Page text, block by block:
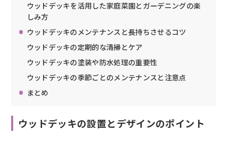
ウッドデッキを活用した家庭菜園とガーデニングの楽
しみ方
ウッドデッキのメンテナンスと長持ちさせるコツ
ウッドデッキの定期的な清掃とケア
ウッドデッキの塗装や防水処理の重要性
ウッドデッキの季節ごとのメンテナンスと注意点
まとめ
ウッドデッキの設置とデザインのポイント